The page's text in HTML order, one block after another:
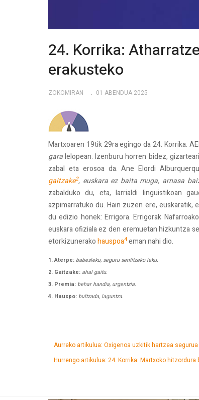
24. Korrika:
erakusteko
ZOKOMIRAN 01 ABENDUA 2025
Martxoaren 19tik 29ra egingo da 24. Korrika.
garalelopean. Izenburu horren bidez,
zabal eta erosoa da. Ane Elordi
gaitzake2, euskara ez baita muga, arnasa
zabalduko du, eta, larrialdi linguistikoan
azpimarratuko du. Hain zuzen ere, euskaratik,
du edizio honek: Errigora. Errigorak
euskara ofiziala ez den eremuetan hizkuntza
etorkizunerakohauspoa4 eman nahi dio.
1. Aterpe: babesleku, seguru sentitzeko leku.
2. Gaitzake: ahal gaitu.
3. Premia: behar handia, urgentzia.
4. Hauspo: bultzada, laguntza.
Aurreko artikulua: Oxigenoa uzkitik hartzea
Hurrengo artikulua: 24. Korrika: Martxoko